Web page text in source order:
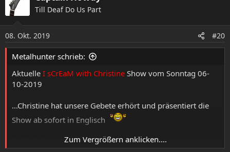
t
n
e
n
Till Deaf Do Us Part
08. Okt. 2019 #20
Metalhunter schrieb:
Aktuelle I sCrEaM with Christine Show vom Sonntag 06-
10-2019
...Christine hat unsere Gebete erhört und präsentiert die
Show ab sofort in Englisch
CHEMIKILL (US / Ohio) - Blackened Void (2019)
Zum Vergrößern anklicken....